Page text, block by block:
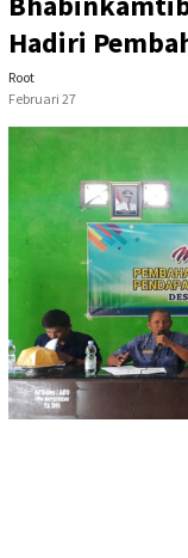
Hadiri
Root
Februari 27